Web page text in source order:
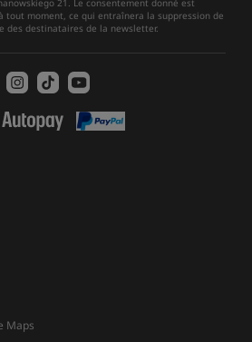
21. Le consentement donné est
tout moment, ce qui entraînera la suppression de
des destinataires de la newsletter.
Maps